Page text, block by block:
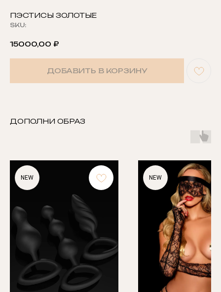
ПЭСТИСЫ ЗОЛОТЫЕ
SKU:
15000,00 ₽
ДОБАВИТЬ В КОРЗИНУ
ДОПОЛНИ ОБРАЗ
NEW NEW